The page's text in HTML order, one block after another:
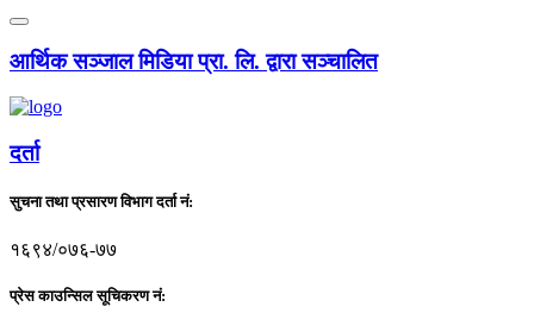
आर्थिक सञ्जाल मिडिया प्रा. लि. द्वारा सञ्चालित
दर्ता
सुचना तथा प्रसारण विभाग दर्ता नं:
१६९४/०७६-७७
प्रेस काउन्सिल सूचिकरण नं: